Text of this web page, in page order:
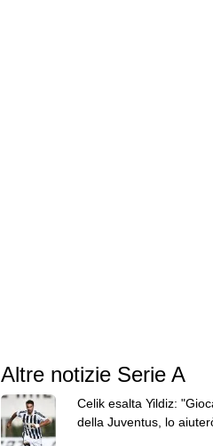
Altre notizie Serie A
Celik esalta Yildiz:
della Juventus, lo